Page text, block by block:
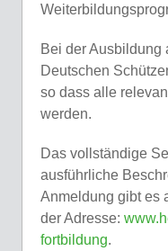
Bei der Ausbildung
Deutschen
so dass alle
werden.
Das vollständige
ausführliche
Anmeldung gibt es
der Adresse:
fortbildung.